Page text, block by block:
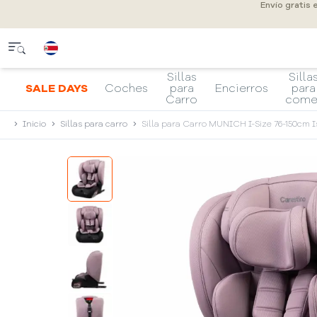
Envío gratis
SALE DAYS Coches
Sillas
para
Carro
Encierros
para
Inicio Sillas para carro Silla para Carro MUNICH I-Size 76-150cm